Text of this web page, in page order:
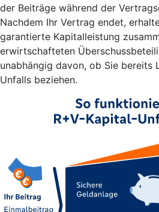
der Beiträge während der
Nachdem Ihr Vertrag endet,
garantierte Kapitalleistung
erwirtschafteten
unabhängig davon, ob Sie bereits
Unfalls beziehen.